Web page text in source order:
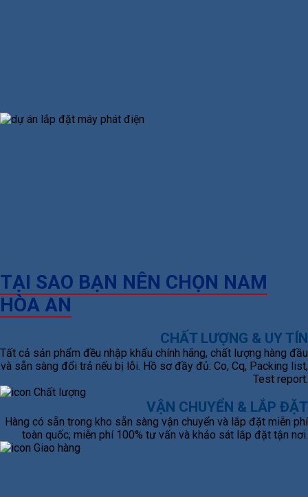
TẠI SAO BẠN NÊN CHỌN NAM
HÒA AN
CHẤT LƯỢNG & UY TÍN
Tất cả sản phẩm đều nhập khẩu chính hãng, chất lượng hàng đầu
và sẵn sàng đổi trả nếu bị lỗi. Hồ sơ đầy đủ: Co, Cq, Packing list,
Test report.
VẬN CHUYỂN & LẮP ĐẶT
Hàng có sẵn trong kho sẵn sàng vận chuyển và lắp đặt miễn phí
toàn quốc; miễn phí 100% tư vấn và khảo sát lắp đặt tận nơi.